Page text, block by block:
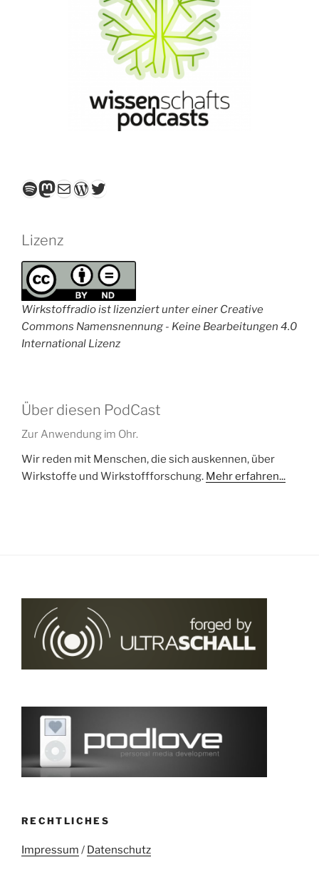
Spotify
Mastodon
E-MailWordPress
Twitter
Lizenz
Wirkstoffradio ist lizenziert unter einer Creative
Commons Namensnennung - Keine Bearbeitungen 4.0
International Lizenz
Über diesen PodCast
Zur Anwendung im Ohr.
Wir reden mit Menschen, die sich auskennen, über
Wirkstoffe und Wirkstoffforschung. Mehr erfahren...
RECHTLICHES
Impressum / Datenschutz